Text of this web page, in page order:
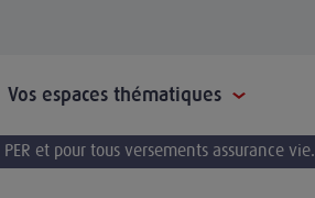
Vos espaces thématiques
et pour tous versements assurance vie.